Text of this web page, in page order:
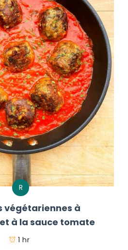
R
végétariennes à
à la sauce tomate
1 hr